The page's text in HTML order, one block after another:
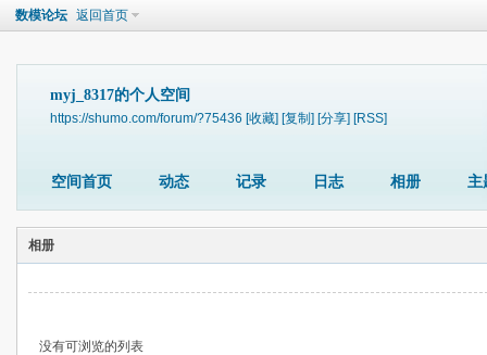
数模论坛 返回首页
myj_8317的个人空间
https://shumo.com/forum/?75436 [收藏] [复制] [分享] [RSS]
空间首页 动态 记录 日志 相册 主
相册
没有可浏览的列表